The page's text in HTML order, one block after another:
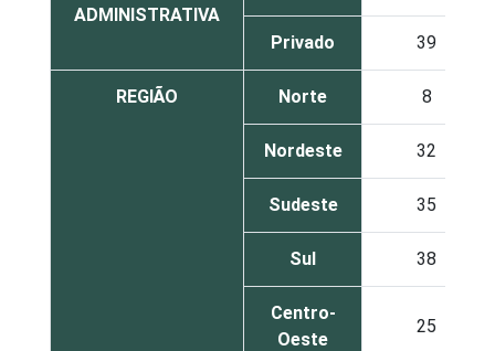
ADMINISTRATIVA
Privado 39
REGIÃO Norte 8
Nordeste 32
Sudeste 35
Sul 38
Centro-
Oeste
25